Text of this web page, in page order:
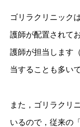
ゴリラクリニック
護師が配置されて
護師が担当します
当することも多い
また，ゴリラクリ
いるので，従来の